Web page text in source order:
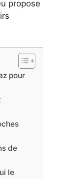
propose
pour
de
le